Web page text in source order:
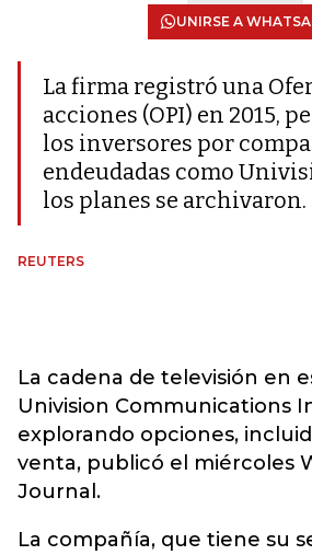
UNIRSE A
La firma registró una
acciones (OPI) en 2015,
los inversores por
endeudadas como
los planes se archivaron.
REUTERS
La cadena de televisión en
Univision Communications
explorando opciones,
venta, publicó el miércoles
Journal.
La compañía, que tiene su